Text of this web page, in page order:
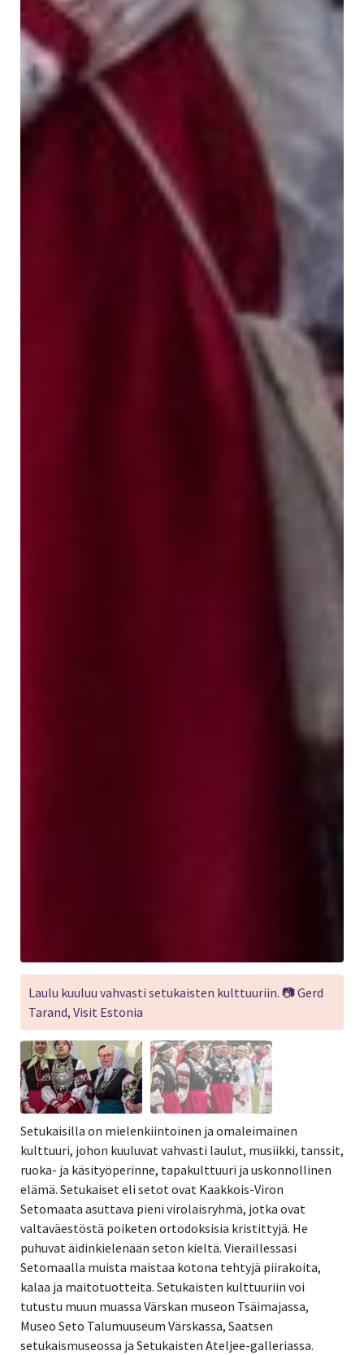
Laulu kuuluu vahvasti setukaisten kulttuuriin. 📷 Gerd
Tarand, Visit Estonia
Setukaisilla on mielenkiintoinen ja omaleimainen
kulttuuri, johon kuuluvat vahvasti laulut, musiikki, tanssit,
ruoka- ja käsityöperinne, tapakulttuuri ja uskonnollinen
elämä. Setukaiset eli setot ovat Kaakkois-Viron
Setomaata asuttava pieni virolaisryhmä, jotka ovat
valtaväestöstä poiketen ortodoksisia kristittyjä. He
puhuvat äidinkielenään seton kieltä. Vieraillessasi
Setomaalla muista maistaa kotona tehtyjä piirakoita,
kalaa ja maitotuotteita. Setukaisten kulttuuriin voi
tutustu muun muassa Värskan museon Tsäimajassa,
Museo Seto Talumuuseum Värskassa, Saatsen
setukaismuseossa ja Setukaisten Ateljee-galleriassa.